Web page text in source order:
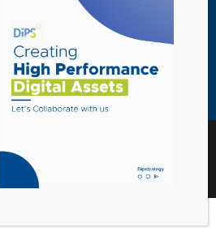
Jakarta – Indonesia
instagram
linkedin
tiktokpinterest
youtube